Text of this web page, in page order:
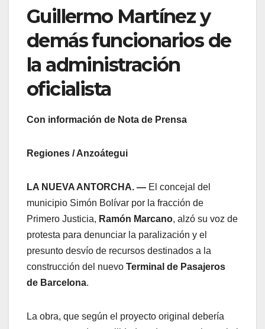
Guillermo Martínez y
demás funcionarios de
la administración
oficialista
Con información de Nota de Prensa
Regiones / Anzoátegui
LA NUEVA ANTORCHA. — El concejal del
municipio Simón Bolívar por la fracción de
Primero Justicia, Ramón Marcano, alzó su voz de
protesta para denunciar la paralización y el
presunto desvío de recursos destinados a la
construcción del nuevo Terminal de Pasajeros
de Barcelona.
​La obra, que según el proyecto original debería